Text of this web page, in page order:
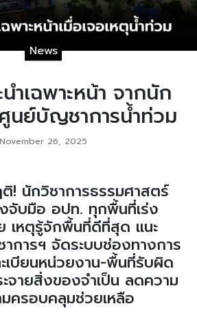
News
ำเฉพาะหน้า จากนัก
นย์บัญชาการน้ำท่วม
November 26, 2025
! นักวิชาการธรรมศาสตร์
จับมือ อปท. ทุกพื้นที่เร่ง
เหตุรู้จักพื้นที่ดีที่สุด แนะ
การฯ จัดระบบช่องทางการ
เบียนหน่วยงาน-พื้นที่รับผิด
จายสิ่งของจำเป็น ลดความ
ครอบคลุมช่วยเหลือ